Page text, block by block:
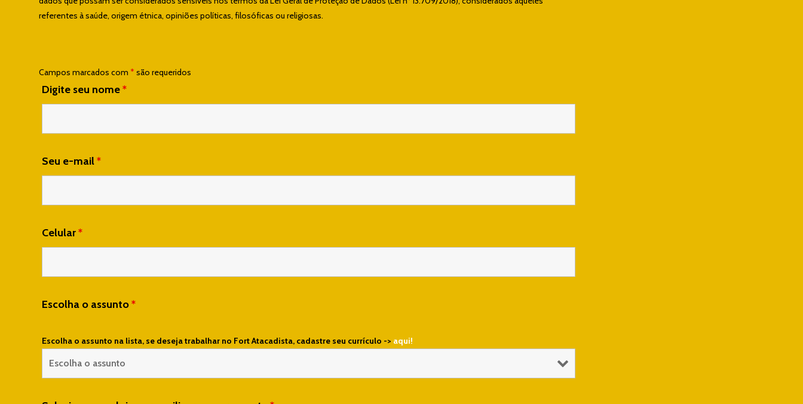
referentes à saúde, origem étnica, opiniões políticas, filosóficas ou religiosas.
Campos marcados com * são requeridos
Digite seu nome*
Seu e-mail*
Celular*
Escolha o assunto*
Escolha o assunto na lista, se deseja trabalhar no Fort Atacadista, cadastre seu currículo -> aqui!